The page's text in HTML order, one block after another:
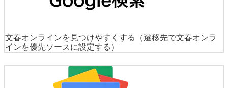
文春オンラインを見つけやすくする
（遷移先で文春オンラ
インを優先ソースに設定する）